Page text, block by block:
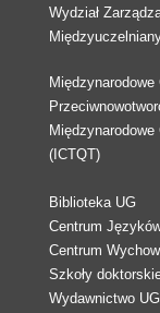
Wydział
(ICTQT)
Biblioteka UG
Centrum
Centrum
Szkoły
Wydawnictwo UG